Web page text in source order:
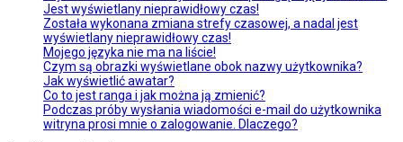
Jest wyświetlany nieprawidłowy czas!
Została wykonana zmiana strefy czasowej, a nadal jest
wyświetlany nieprawidłowy czas!
Mojego języka nie ma na liście!
Czym są obrazki wyświetlane obok nazwy użytkownika?
Jak wyświetlić awatar?
Co to jest ranga i jak można ją zmienić?
Podczas próby wysłania wiadomości e-mail do użytkownika
witryna prosi mnie o zalogowanie. Dlaczego?